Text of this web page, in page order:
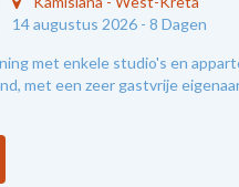
14 augustus 2026 -8 Dagen
met enkele studio's en
met een zeer gastvrije